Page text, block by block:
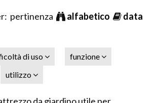
pertinenza alfabetico data
di uso
funzione
utilizzo